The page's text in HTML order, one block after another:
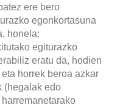
ere bero
egonkortasuna
honela:
egiturazko
eratu da, hodien
horrek beroa azkar
(hegalak edo